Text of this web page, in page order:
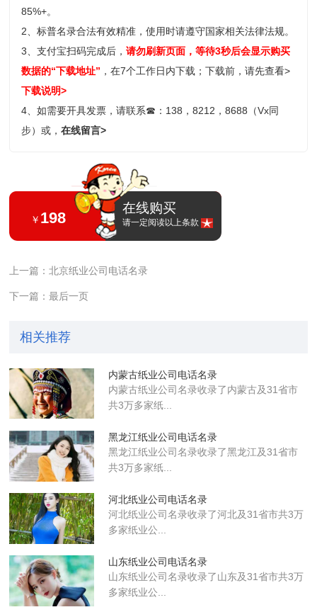
85%+。
2、标普名录合法有效精准，使用时请遵守国家相关法律法规。
3、支付宝扫码完成后，请勿刷新页面，等待3秒后会显示购买
数据的“下载地址” ，在7个工作日内下载；下载前，请先查看>
下载说明>
4、如需要开具发票，请联系☎ ：138，8212，8688（Vx同
步）或，在线留言>
￥ 198
在线购买
请一定阅读以上条款
上一篇：北京纸业公司电话名录
下一篇：最后一页
相关推荐
内蒙古纸业公司电话名录
内蒙古纸业公司名录收录了内蒙古及31省市
共3万多家纸...
黑龙江纸业公司电话名录
黑龙江纸业公司名录收录了黑龙江及31省市
共3万多家纸...
河北纸业公司电话名录
河北纸业公司名录收录了河北及31省市共3万
多家纸业公...
山东纸业公司电话名录
山东纸业公司名录收录了山东及31省市共3万
多家纸业公...